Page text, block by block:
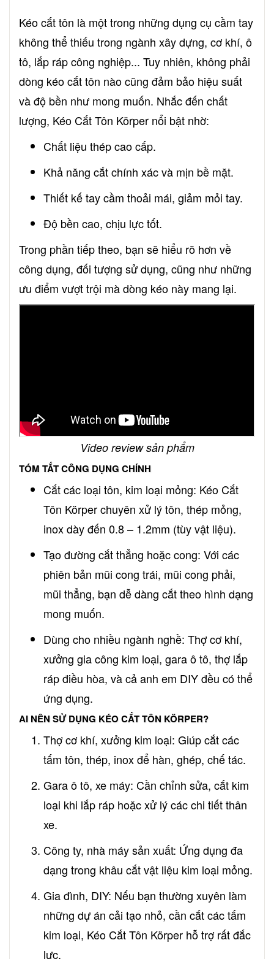
Kéo cắt tôn là một trong những dụng cụ cầm tay
không thể thiếu trong ngành xây dựng, cơ khí, ô
tô, lắp ráp công nghiệp... Tuy nhiên, không phải
dòng kéo cắt tôn nào cũng đảm bảo hiệu suất
và độ bền như mong muốn. Nhắc đến chất
lượng, Kéo Cắt Tôn Körper nổi bật nhờ:
Chất liệu thép cao cấp.
Khả năng cắt chính xác và mịn bề mặt.
Thiết kế tay cầm thoải mái, giảm mỏi tay.
Độ bền cao, chịu lực tốt.
Trong phần tiếp theo, bạn sẽ hiểu rõ hơn về
công dụng, đối tượng sử dụng, cũng như những
ưu điểm vượt trội mà dòng kéo này mang lại.
Video review sản phẩm
TÓM TẮT CÔNG DỤNG CHÍNH
Cắt các loại tôn, kim loại mỏng: Kéo Cắt
Tôn Körper chuyên xử lý tôn, thép mỏng,
inox dày đến 0.8 – 1.2mm (tùy vật liệu).
Tạo đường cắt thẳng hoặc cong: Với các
phiên bản mũi cong trái, mũi cong phải,
mũi thẳng, bạn dễ dàng cắt theo hình dạng
mong muốn.
Dùng cho nhiều ngành nghề: Thợ cơ khí,
xưởng gia công kim loại, gara ô tô, thợ lắp
ráp điều hòa, và cả anh em DIY đều có thể
ứng dụng.
AI NÊN SỬ DỤNG KÉO CẮT TÔN KÖRPER?
Thợ cơ khí, xưởng kim loại: Giúp cắt các
tấm tôn, thép, inox để hàn, ghép, chế tác.
Gara ô tô, xe máy: Cần chỉnh sửa, cắt kim
loại khi lắp ráp hoặc xử lý các chi tiết thân
xe.
Công ty, nhà máy sản xuất: Ứng dụng đa
dạng trong khâu cắt vật liệu kim loại mỏng.
Gia đình, DIY: Nếu bạn thường xuyên làm
những dự án cải tạo nhỏ, cần cắt các tấm
kim loại, Kéo Cắt Tôn Körper hỗ trợ rất đắc
lực.